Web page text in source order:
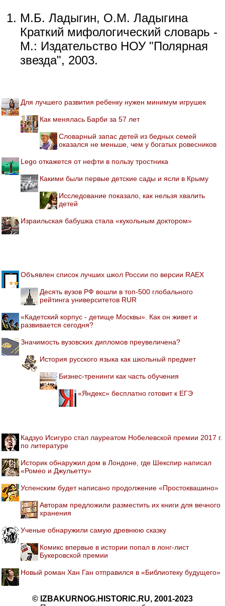
М.Б. Ладыгин, О.М. Ладыгина
Краткий мифологический словарь -
М.: Издательство НОУ "Полярная
звезда", 2003.
Для лучшего развития ребенку нужен минимум игрушек
Как менялась Барби за 57 лет
Словарный запас детей из бедных семей
оказался не меньше, чем у богатых ровесников
Lego откажется от нефти в пользу тростника
Какими были первые детские сады и ясли в Крыму
Исследование показало, как нельзя хвалить
детей
Израильская бабушка стала «кукольным доктором»
Объявлен список лучших школ России по версии RAEX
Десять вузов РФ вошли в топ-500 глобального
рейтинга университетов RUR
«Кадетский корпус - детище Москвы». Как он живет и
развивается сегодня?
Значимость вузовских дипломов преувеличена?
История русского языка как школьный предмет
Бизнес-тренинги как часть обучения
«Яндекс» бесплатно готовит к ЕГЭ
Кадзуо Исигуро стал лауреатом Нобелевской премии 2017 г.
по литературе
Историк обнаружил дом в Лондоне, где Шекспир написал
«Ромео и Джульетту»
Успенским будет написано продолжение «Простоквашино»
Авторам предложили разместить их книги для вечного
хранения
Ученые обнаружили самую древнюю сказку
Комикс впервые в истории попал в лонг-лист
Букеровской премии
Новый роман Хан Ган отправился в «Библиотеку будущего»
© IZBAKURNOG.HISTORIC.RU, 2001-2023